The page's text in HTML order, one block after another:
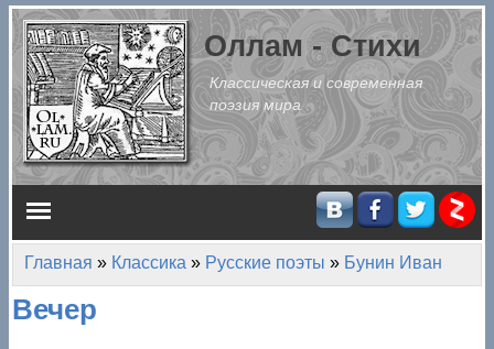
Перейти к основному содержанию
Оллам - Стихи
Классическая и современная
поэзия мира
Главное меню
Вы здесь
Главная » Классика » Русские поэты » Бунин Иван
Вечер